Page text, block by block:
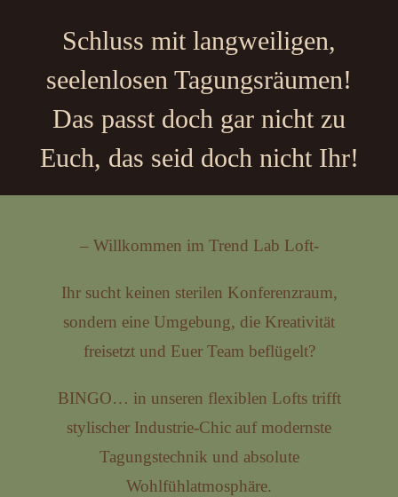
Schluss mit langweiligen,
seelenlosen Tagungsräumen!
Das passt doch gar nicht zu
Euch, das seid doch nicht Ihr!
– Willkommen im Trend Lab Loft-
Ihr sucht keinen sterilen Konferenzraum,
sondern eine Umgebung, die Kreativität
freisetzt und Euer Team beflügelt?
BINGO… in unseren flexiblen Lofts trifft
stylischer Industrie-Chic auf modernste
Tagungstechnik und absolute
Wohlfühlatmosphäre.